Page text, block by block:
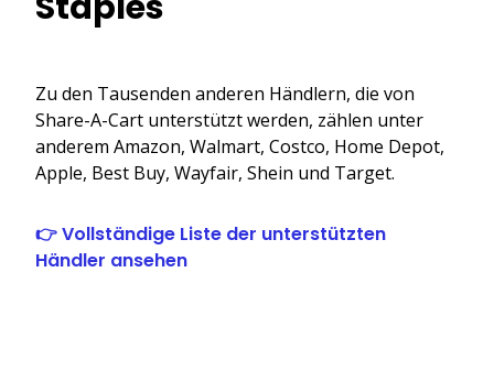
Zu den Tausenden anderen Händlern, die von
Share-A-Cart unterstützt werden, zählen unter
anderem Amazon, Walmart, Costco, Home Depot,
Apple, Best Buy, Wayfair, Shein und Target.
👉 Vollständige Liste der unterstützten
Händler ansehen